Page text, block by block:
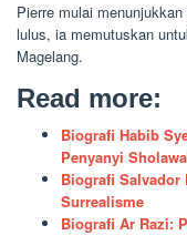
Pierre mulai
lulus, ia memutuskan
Magelang.
Read more:
Biografi Habib
Penyanyi
Biografi Salvador
Surrealisme
Biografi Ar Razi: